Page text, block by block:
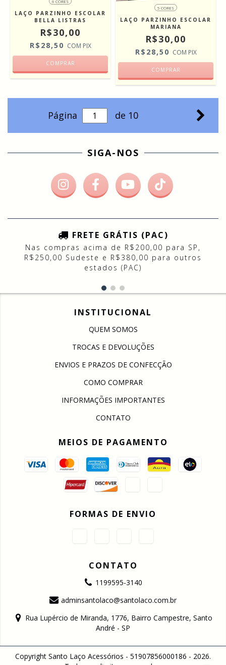
6 CORES
LAÇO PARZINHO ESCOLAR
BELLA LISTRAS
R$30,00
R$28,50 COM PIX
COMPRAR
5 CORES
LAÇO PARZINHO ESCOLAR
MARIANA
R$30,00
R$28,50 COM PIX
COMPRAR
Página de 10
SIGA-NOS
FRETE GRÁTIS (PAC)
Nas compras acima de R$200,00 para SP,
R$250,00 Sudeste e R$380,00 para outros
estados (PAC)
INSTITUCIONAL
QUEM SOMOS
TROCAS E DEVOLUÇÕES
ENVIOS E PRAZOS DE CONFECÇÃO
COMO COMPRAR
INFORMAÇÕES IMPORTANTES
CONTATO
MEIOS DE PAGAMENTO
FORMAS DE ENVIO
CONTATO
1199595-3140
adminsantolaco@santolaco.com.br
Rua Lupércio de Miranda, 1776, Bairro Campestre, Santo
André - SP
Copyright Santo Laço Acessórios - 51907856000186 - 2026.